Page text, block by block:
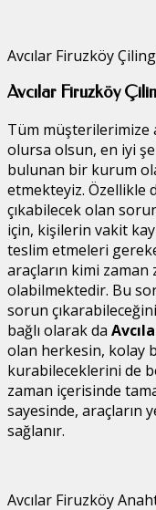
Avcılar Firuzköy
Avcılar Firuzköy
Tüm müşterilerimize
olursa olsun, en iyi
bulunan bir kurum
etmekteyiz. Özellikle
çıkabilecek olan
için, kişilerin vakit
teslim etmeleri
araçların kimi zaman
olabilmektedir. Bu
sorun
bağlı olarak da
olan herkesin, kolay
kurabileceklerini de
zaman içerisinde
sayesinde, araçların
sağlanır.
Avcılar Firuzköy